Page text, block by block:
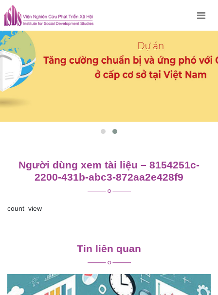
Skip
to
content
Người dùng xem tài liệu – 8154251c-
2200-431b-abc3-872aa2e428f9
count_view
viết
Tin liên quan